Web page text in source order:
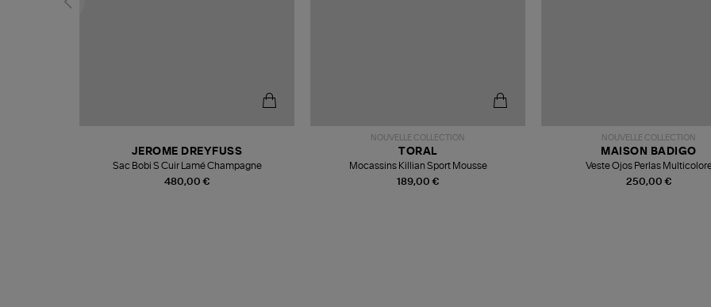
480,00 €
JEROME DREYFUSS
Sac Bobi S Cuir Lamé Champagne
NOUVELLE COLLECTION
189,00 €
TORAL
Mocassins Killian Sport Mousse
NOUVELLE COLLECTION
250,00 €
MAISON BADIGO
Veste Ojos Perlas